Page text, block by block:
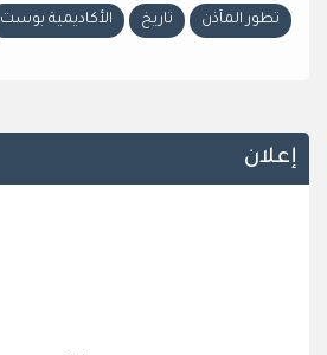
تطور المآذن تاريخ الأكاديمية بوست
إعلان